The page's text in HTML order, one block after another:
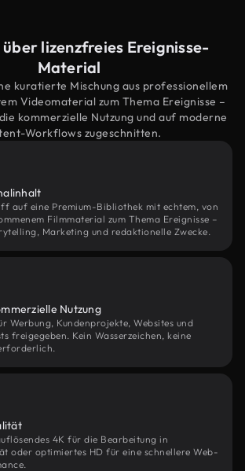
lizenzfreies Ereignisse-
Material
kuratierte Mischung aus professionellem
Videomaterial zum Thema Ereignisse –
kommerzielle Nutzung und auf moderne
Workflows zugeschnitten.
auf eine Premium-Bibliothek mit echtem, von
Filmmaterial zum Thema Ereignisse –
Marketing und redaktionelle Zwecke.
Nutzung
Werbung, Kundenprojekte, Websites und
freigegeben. Kein Wasserzeichen, keine
4K für die Bearbeitung in
oder optimiertes HD für eine schnellere Web-